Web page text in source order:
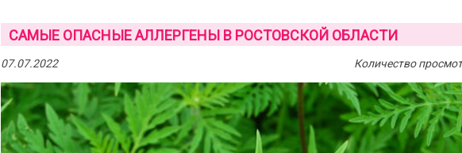
САМЫЕ ОПАСНЫЕ АЛЛЕРГЕНЫ В РОСТОВСКОЙ ОБЛАСТИ
07.07.2022 Количество